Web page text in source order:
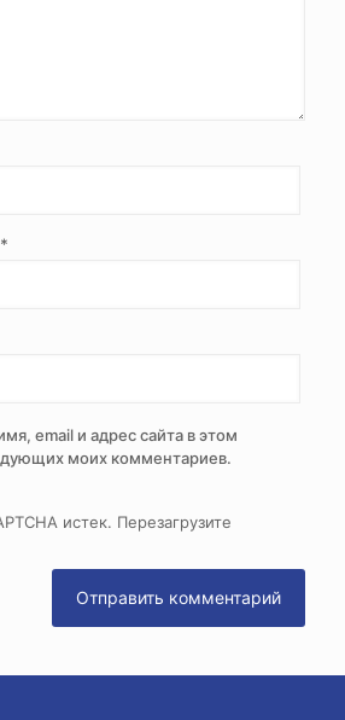
*
email и адрес сайта в этом
моих комментариев.
истек. Перезагрузите